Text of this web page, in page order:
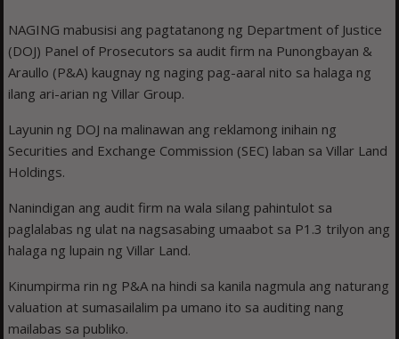
NAGING mabusisi ang pagtatanong ng Department of Justice
(DOJ) Panel of Prosecutors sa audit firm na Punongbayan &
Araullo (P&A) kaugnay ng naging pag-aaral nito sa halaga ng
ilang ari-arian ng Villar Group.
Layunin ng DOJ na malinawan ang reklamong inihain ng
Securities and Exchange Commission (SEC) laban sa Villar Land
Holdings.
Nanindigan ang audit firm na wala silang pahintulot sa
paglalabas ng ulat na nagsasabing umaabot sa P1.3 trilyon ang
halaga ng lupain ng Villar Land.
Kinumpirma rin ng P&A na hindi sa kanila nagmula ang naturang
valuation at sumasailalim pa umano ito sa auditing nang
mailabas sa publiko.